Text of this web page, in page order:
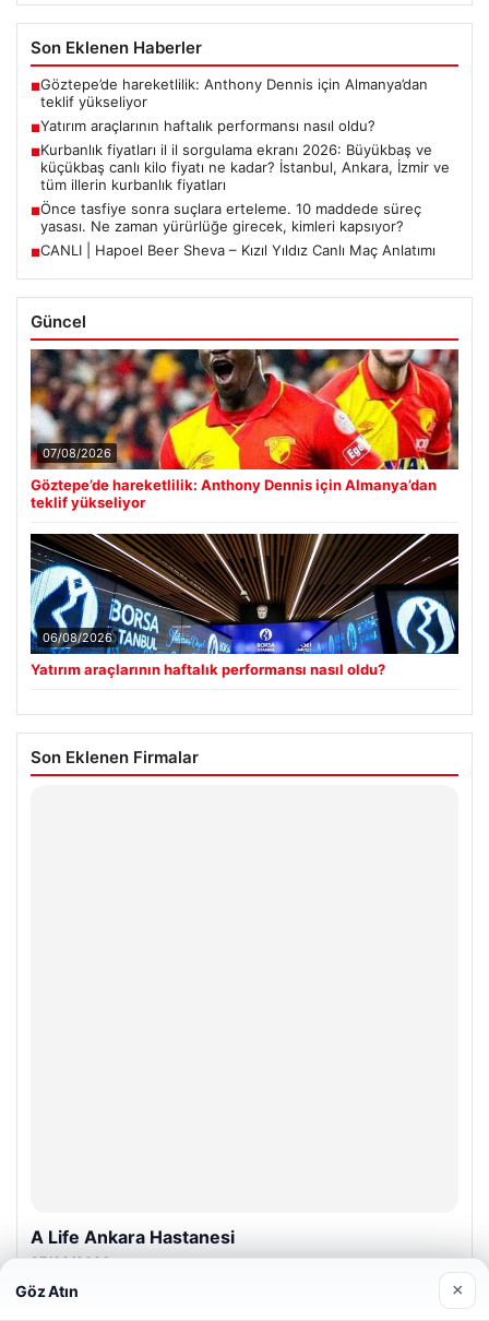
Son Eklenen Haberler
■Göztepe’de hareketlilik: Anthony Dennis için Almanya’dan
teklif yükseliyor
■Yatırım araçlarının haftalık performansı nasıl oldu?
■Kurbanlık fiyatları il il sorgulama ekranı 2026: Büyükbaş ve
küçükbaş canlı kilo fiyatı ne kadar? İstanbul, Ankara, İzmir ve
tüm illerin kurbanlık fiyatları
■Önce tasfiye sonra suçlara erteleme. 10 maddede süreç
yasası. Ne zaman yürürlüğe girecek, kimleri kapsıyor?
■CANLI | Hapoel Beer Sheva – Kızıl Yıldız Canlı Maç Anlatımı
Güncel
07/08/2026
Göztepe’de hareketlilik: Anthony Dennis için Almanya’dan
teklif yükseliyor
06/08/2026
Yatırım araçlarının haftalık performansı nasıl oldu?
Son Eklenen Firmalar
A Life Ankara Hastanesi
27/03/2026
Göz Atın ×